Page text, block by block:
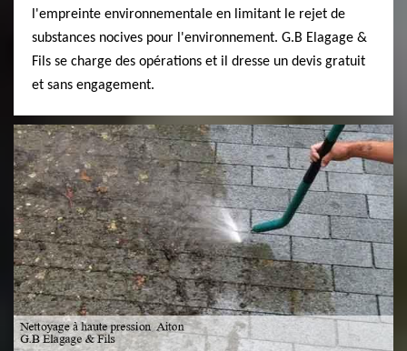
l'empreinte environnementale en limitant le rejet de
substances nocives pour l'environnement. G.B Elagage &
Fils se charge des opérations et il dresse un devis gratuit
et sans engagement.